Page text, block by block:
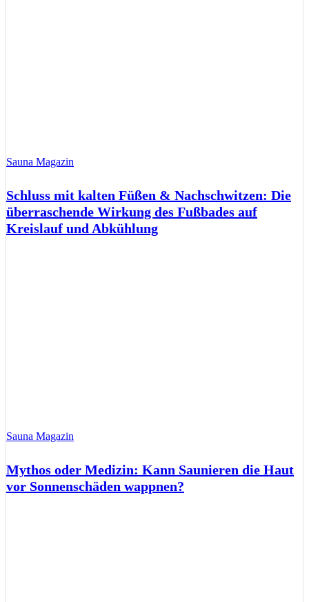
Sauna Magazin
Schluss mit kalten Füßen & Nachschwitzen: Die
überraschende Wirkung des Fußbades auf
Kreislauf und Abkühlung
Sauna Magazin
Mythos oder Medizin: Kann Saunieren die Haut
vor Sonnenschäden wappnen?